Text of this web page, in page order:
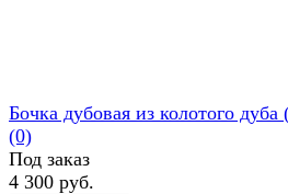
Бочка дубовая из колотого
(0)
Под заказ
4 300 руб.